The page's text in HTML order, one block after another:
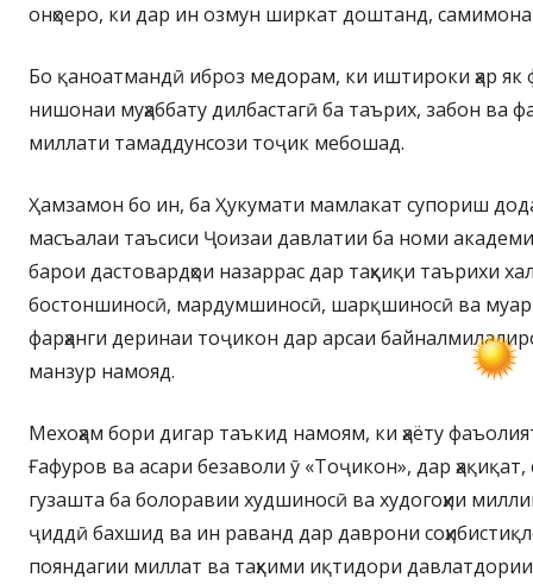
онҳоеро, ки дар ин озмун ширкат доштанд,
Бо қаноатмандӣ иброз медорам, ки иштироки ҳар як
нишонаи муҳаббату дилбастагӣ ба таърих, забон ва
миллати тамаддунсози тоҷик мебошад.
Ҳамзамон бо ин, ба Ҳукумати мамлакат супориш
масъалаи таъсиси Ҷоизаи давлатии ба номи
барои дастовардҳои назаррас дар таҳқиқи таърихи
бостоншиносӣ, мардумшиносӣ, шарқшиносӣ ва
фарҳанги деринаи тоҷикон дар арсаи
манзур намояд.
Мехоҳам бори дигар таъкид намоям, ки ҳаёту
Ғафуров ва асари безаволи ӯ «Тоҷикон», дар ҳақиқат,
гузашта ба болоравии худшиносӣ ва худогоҳии
ҷиддӣ бахшид ва ин раванд дар даврони
пояндагии миллат ва таҳкими иқтидори